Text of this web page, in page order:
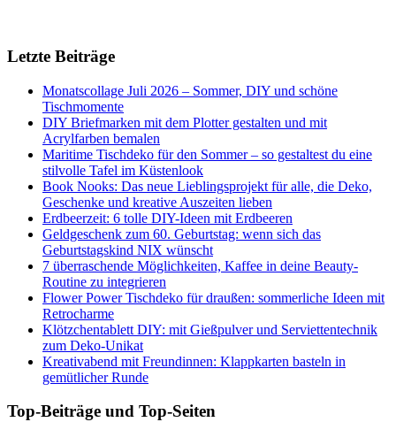
Letzte Beiträge
Monatscollage Juli 2026 – Sommer, DIY und schöne
Tischmomente
DIY Briefmarken mit dem Plotter gestalten und mit
Acrylfarben bemalen
Maritime Tischdeko für den Sommer – so gestaltest du eine
stilvolle Tafel im Küstenlook
Book Nooks: Das neue Lieblingsprojekt für alle, die Deko,
Geschenke und kreative Auszeiten lieben
Erdbeerzeit: 6 tolle DIY-Ideen mit Erdbeeren
Geldgeschenk zum 60. Geburtstag: wenn sich das
Geburtstagskind NIX wünscht
7 überraschende Möglichkeiten, Kaffee in deine Beauty-
Routine zu integrieren
Flower Power Tischdeko für draußen: sommerliche Ideen mit
Retrocharme
Klötzchentablett DIY: mit Gießpulver und Serviettentechnik
zum Deko-Unikat
Kreativabend mit Freundinnen: Klappkarten basteln in
gemütlicher Runde
Top-Beiträge und Top-Seiten